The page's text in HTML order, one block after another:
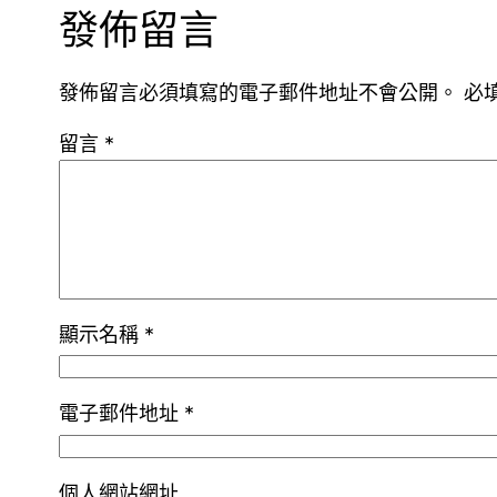
發佈留言
發佈留言必須填寫的電子郵件地址不會公開。 必
留言 *
顯示名稱 *
電子郵件地址 *